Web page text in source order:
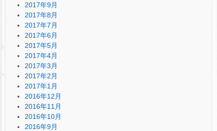
2017年9月
2017年8月
2017年7月
2017年6月
2017年5月
2017年4月
2017年3月
2017年2月
2017年1月
2016年12月
2016年11月
2016年10月
2016年9月